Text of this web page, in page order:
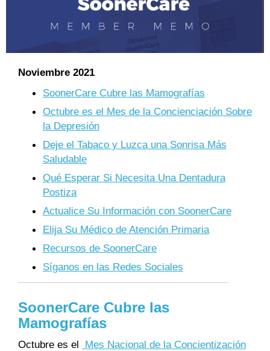
Noviembre 2021
SoonerCare Cubre las Mamografías
Octubre es el Mes de la Concienciación Sobre
la Depresión
Deje el Tabaco y Luzca una Sonrisa Más
Saludable
Qué Esperar Si Necesita Una Dentadura
Postiza
Actualice Su Información con SoonerCare
Elija Su Médico de Atención Primaria
Recursos de SoonerCare
Síganos en las Redes Sociales
SoonerCare Cubre las
Mamografías
Octubre es el Mes Nacional de la Concientización